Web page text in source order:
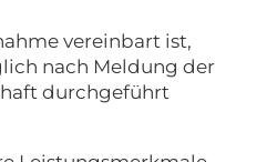
vereinbart ist,
nach Meldung der
durchgeführt